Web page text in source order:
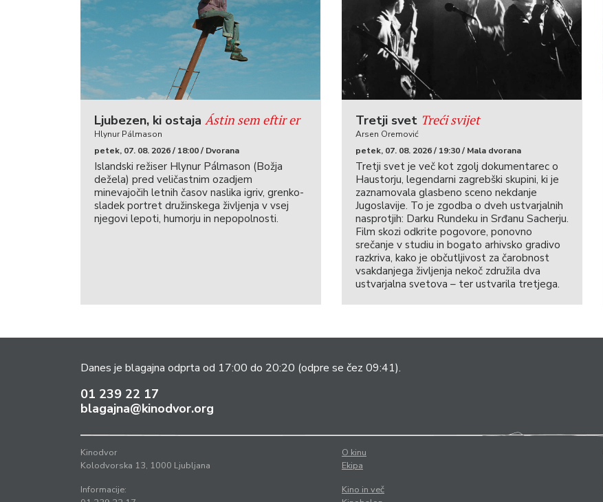
Ljubezen, ki ostaja Ástin sem eftir er
Hlynur Pálmason
petek, 07. 08. 2026 / 18:00 / Dvorana
Islandski režiser Hlynur Pálmason (Božja
dežela) pred veličastnim ozadjem
minevajočih letnih časov naslika igriv, grenko-
sladek portret družinskega življenja v vsej
njegovi lepoti, humorju in nepopolnosti.
Tretji svet Treći svijet
Arsen Oremović
petek, 07. 08. 2026 / 19:30 / Mala dvorana
Tretji svet je več kot zgolj dokumentarec o
Haustorju, legendarni zagrebški skupini, ki je
zaznamovala glasbeno sceno nekdanje
Jugoslavije. To je zgodba o dveh ustvarjalnih
nasprotjih: Darku Rundeku in Srđanu Sacherju.
Film skozi odkrite pogovore, ponovno
srečanje v studiu in bogato arhivsko gradivo
razkriva, kako je občutljivost za čarobnost
vsakdanjega življenja nekoč združila dva
ustvarjalna svetova – ter ustvarila tretjega.
Danes je blagajna odprta od 17:00 do 20:20 (odpre se čez 09:41).
01 239 22 17
blagajna@kinodvor.org
Kinodvor
Kolodvorska 13, 1000 Ljubljana
Informacije:
O kinu
Ekipa
Kino in več